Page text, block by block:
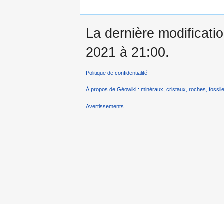
La dernière
2021 à 21:00.
Politique de confidentialité
À propos de Géowiki : minéraux, cristaux, roches,
Avertissements